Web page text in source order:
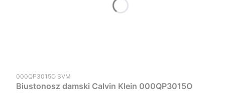
Kod produktu
000QP3015O SVM
Biustonosz damski Calvin Klein 000QP3015O